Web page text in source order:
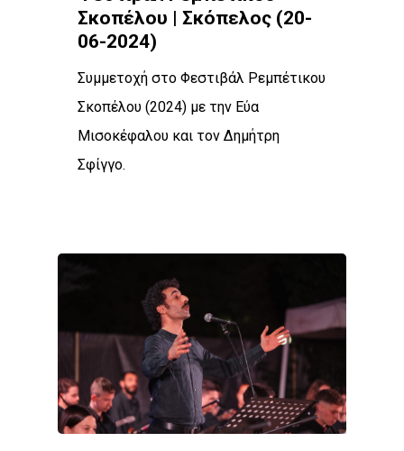
Σκοπέλου | Σκόπελος (20-
06-2024)
Συμμετοχή στο Φεστιβάλ Ρεμπέτικου
Σκοπέλου (2024) με την Εύα
Μισοκέφαλου και τον Δημήτρη
Σφίγγο.